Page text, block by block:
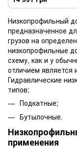
помпой 90-440мм
Низкопрофильный
предназначенное
грузов на
низкопрофильные
схему, как и у
отличием является
Гидравлические
типов:
Подкатные;
Бутылочные.
применения